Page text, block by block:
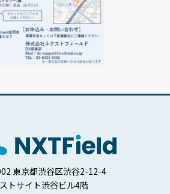
東京都渋谷区渋谷2-12-4
トサイト渋谷ビル4階